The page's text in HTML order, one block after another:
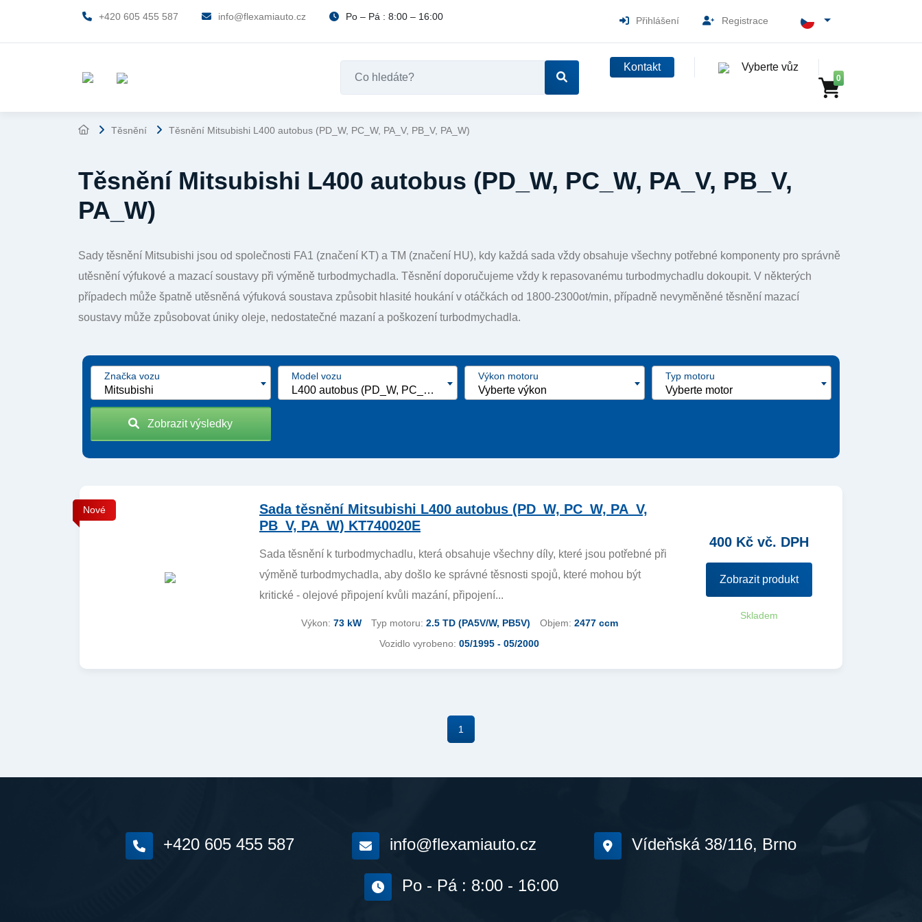
+420 605 455 587 info@flexamiauto.cz Po – Pá : 8:00 – 16:00 Přihlášení Registrace
Kontakt Vyberte vůz
0
Těsnění Těsnění Mitsubishi L400 autobus (PD_W, PC_W, PA_V, PB_V, PA_W)
Těsnění Mitsubishi L400 autobus (PD_W, PC_W, PA_V, PB_V,
PA_W)
Sady těsnění Mitsubishi jsou od společnosti FA1 (značení KT) a TM (značení HU), kdy každá sada vždy obsahuje všechny potřebné komponenty pro správně
utěsnění výfukové a mazací soustavy při výměně turbodmychadla. Těsnění doporučujeme vždy k repasovanému turbodmychadlu dokoupit. V některých
případech může špatně utěsněná výfuková soustava způsobit hlasité houkání v otáčkách od 1800-2300ot/min, případně nevyměněné těsnění mazací
soustavy může způsobovat úniky oleje, nedostatečné mazaní a poškození turbodmychadla.
Mitsubishi
Značka vozu
L400 autobus (PD_W, PC_W, PA_V, PB_V, PA_W) [1994 - 2007]
Model vozu
Vyberte výkon
Výkon motoru
Vyberte motor
Typ motoru
Zobrazit výsledky
Nové
Sada těsnění Mitsubishi L400 autobus (PD_W, PC_W, PA_V,
PB_V, PA_W) KT740020E
Sada těsnění k turbodmychadlu, která obsahuje všechny díly, které jsou potřebné při
výměně turbodmychadla, aby došlo ke správné těsnosti spojů, které mohou být
kritické - olejové připojení kvůli mazání, připojení...
Výkon: 73 kW Typ motoru: 2.5 TD (PA5V/W, PB5V) Objem: 2477 ccm
Vozidlo vyrobeno: 05/1995 - 05/2000
400 Kč vč. DPH
Zobrazit produkt
Skladem
1
+420 605 455 587 info@flexamiauto.cz Vídeňská 38/116, Brno
Po - Pá : 8:00 - 16:00